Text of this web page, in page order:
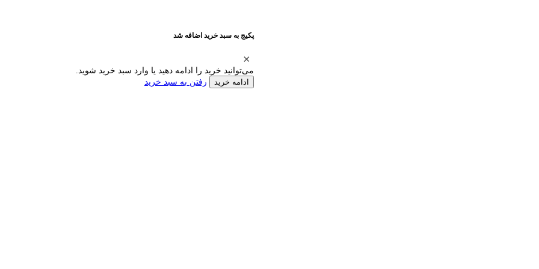
پکیج به سبد خرید اضافه شد
می‌توانید خرید را ادامه دهید یا وارد سبد خرید شوید.
ادامه خرید رفتن به سبد خرید